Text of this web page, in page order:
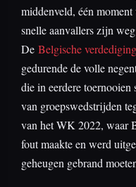
middenveld, één
snelle aanvallers zijn
De Belgische verdediging
gedurende de volle
die in eerdere toernooien
van groepswedstrijden
van het WK 2022, waar
fout maakte en werd
geheugen gebrand